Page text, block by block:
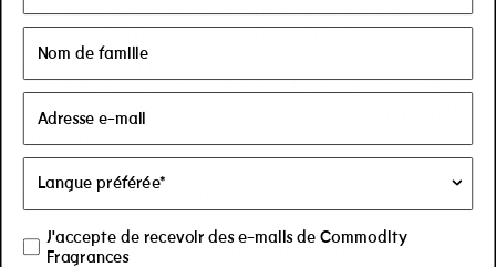
Frozen Mango is dialed down to a
and Eucalyptus. Tonka Bean and
Amber cut through the frost, forging a
long-lasting freshness that commands
Shop Ice(d)+ Bold
Special thanks to Givaudan for
J'accepte de recevoir des e-mails de Commodity
Fragrances